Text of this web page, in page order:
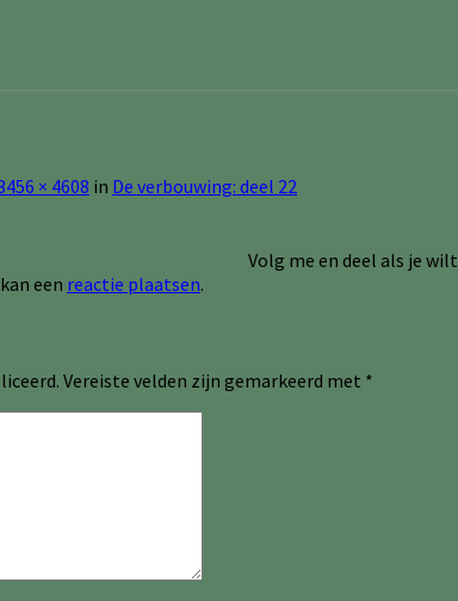
× 4608 in De verbouwing: deel 22
Volg me en deel als je wilt
een reactie plaatsen.
Vereiste velden zijn gemarkeerd met *